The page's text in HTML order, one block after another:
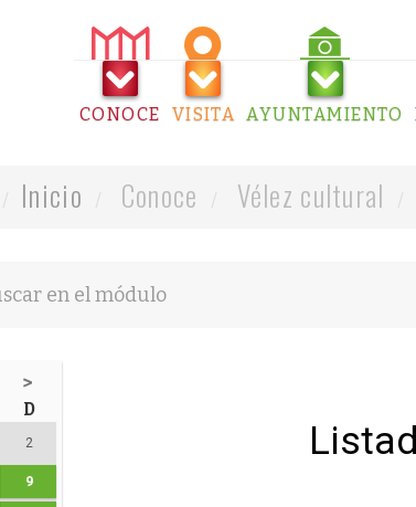
CONOCE VISITA AYUNTAMIENTO
Inicio Conoce Vélez cultural
>
D
2
9